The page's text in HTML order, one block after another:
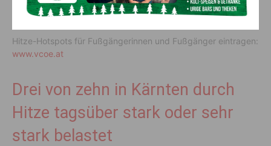
Hitze Hotsports eintragen
Hitze-Hotspots für Fußgängerinnen und Fußgänger eintragen:
www.vcoe.at
Drei von zehn in Kärnten durch
Hitze tagsüber stark oder sehr
stark belastet